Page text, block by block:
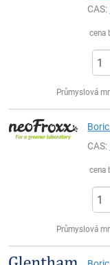
CAS:
cena
Průmyslová
CAS:
cena
Průmyslová